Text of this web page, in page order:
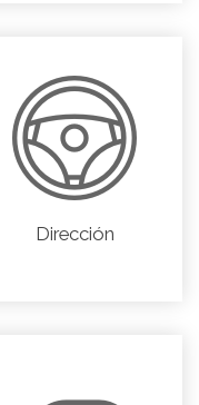
Dirección